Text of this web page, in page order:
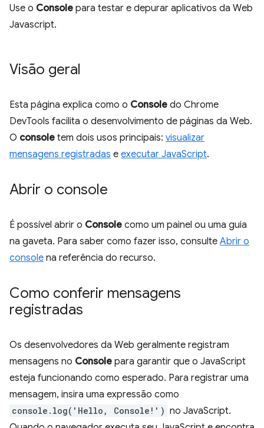
Use o Console para testar e depurar aplicativos da Web
Javascript.
Visão geral
Esta página explica como o Console do Chrome
DevTools facilita o desenvolvimento de páginas da Web.
O console tem dois usos principais: visualizar
mensagens registradas e executar JavaScript.
Abrir o console
É possível abrir o Console como um painel ou uma guia
na gaveta. Para saber como fazer isso, consulte Abrir o
console na referência do recurso.
Como conferir mensagens
registradas
Os desenvolvedores da Web geralmente registram
mensagens no Console para garantir que o JavaScript
esteja funcionando como esperado. Para registrar uma
mensagem, insira uma expressão como
console.log('Hello, Console!') no JavaScript.